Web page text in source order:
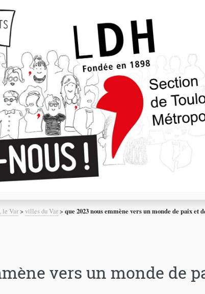
le Var>villes du Var>que 2023 nous emmène vers un monde de paix et
vers un monde de